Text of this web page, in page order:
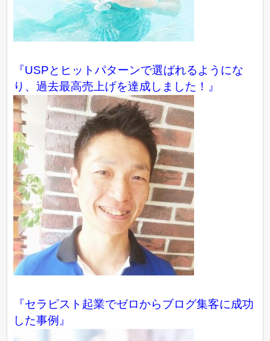
『USPとヒットパターンで選ばれるようにな
り、過去最高売上げを達成しました！』
『セラピスト起業でゼロからブログ集客に成功
した事例 』